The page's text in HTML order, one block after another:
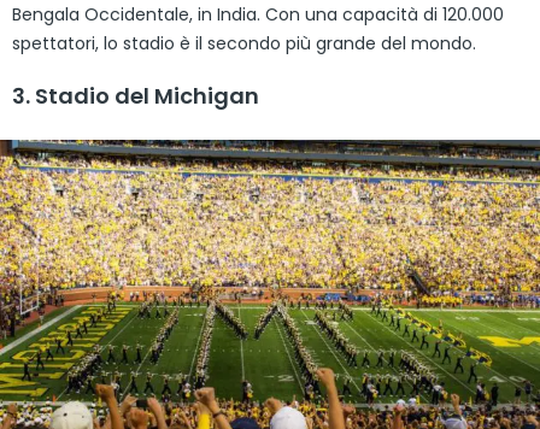
Bengala Occidentale, in India. Con una capacità di 120.000
spettatori, lo stadio è il secondo più grande del mondo.
3. Stadio del Michigan